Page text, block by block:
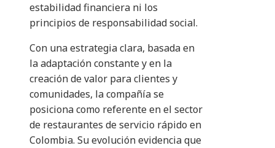
estabilidad financiera ni los
principios de responsabilidad social.
Con una estrategia clara, basada en
la adaptación constante y en la
creación de valor para clientes y
comunidades, la compañía se
posiciona como referente en el sector
de restaurantes de servicio rápido en
Colombia. Su evolución evidencia que